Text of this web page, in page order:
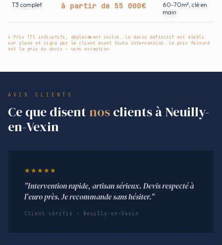
T3 complet à partir de 55 000€
60-70m², clé en
main
* Prix TTC indicatifs, déplacement inclus. Le devis définitif est établi
sur place et signé par le client avant toute intervention. Le prix facturé
est le prix du devis — sans exception.
AVIS CLIENTS
Ce que disent nosclients à Neuilly-
en-Vexin
★★★★★
"Intervention rapide, artisan sérieux. Devis respecté à
l'euro près. Je recommande sans hésiter."
Client vérifié · Neuilly-en-Vexin